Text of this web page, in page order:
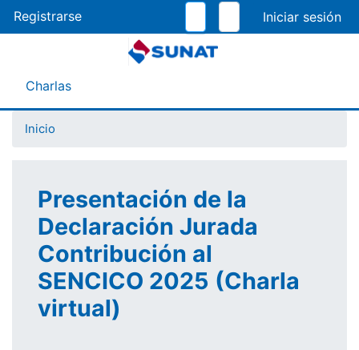
al
contenido
Registrarse
Menú Asistente
Charlas
Inicio
Presentación de la
Declaración Jurada
Contribución al
SENCICO 2025 (Charla
virtual)